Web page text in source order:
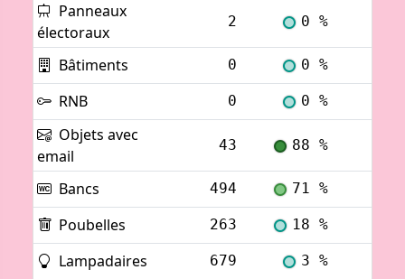
Panneaux
électoraux
2 0 %
Bâtiments 0 0 %
RNB 0 0 %
Objets avec
email
43 88 %
Bancs 494 71 %
Poubelles 263 18 %
Lampadaires 679 3 %